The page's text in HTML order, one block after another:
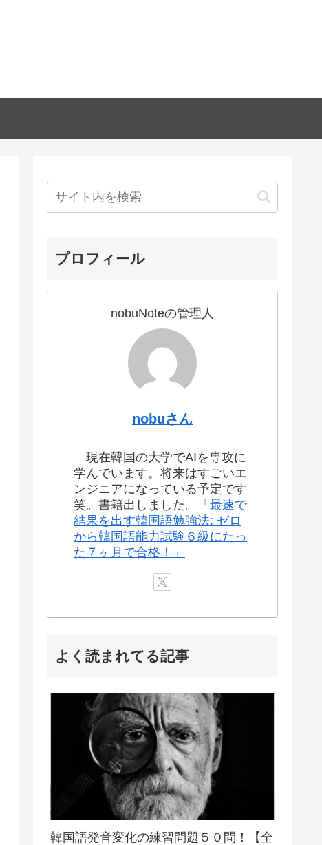
プロフィール
nobuNoteの管理人
nobuさん
現在韓国の大学でAIを専攻に
学んでいます。将来はすごいエ
ンジニアになっている予定です
笑。書籍出しました。
「最速で
結果を出す韓国語勉強法: ゼロ
から韓国語能力試験６級にたっ
た７ヶ月で合格！」
よく読まれてる記事
韓国語発音変化の練習問題５０問！【全